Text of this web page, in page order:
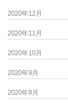
2020年12月
2020年11月
2020年10月
2020年9月
2020年8月